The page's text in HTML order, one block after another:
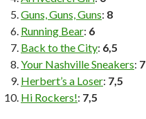
Guns, Guns, Guns: 8
Running Bear: 6
Back to the City: 6,5
Your Nashville Sneakers: 7
Herbert’s a Loser: 7,5
Hi Rockers!: 7,5